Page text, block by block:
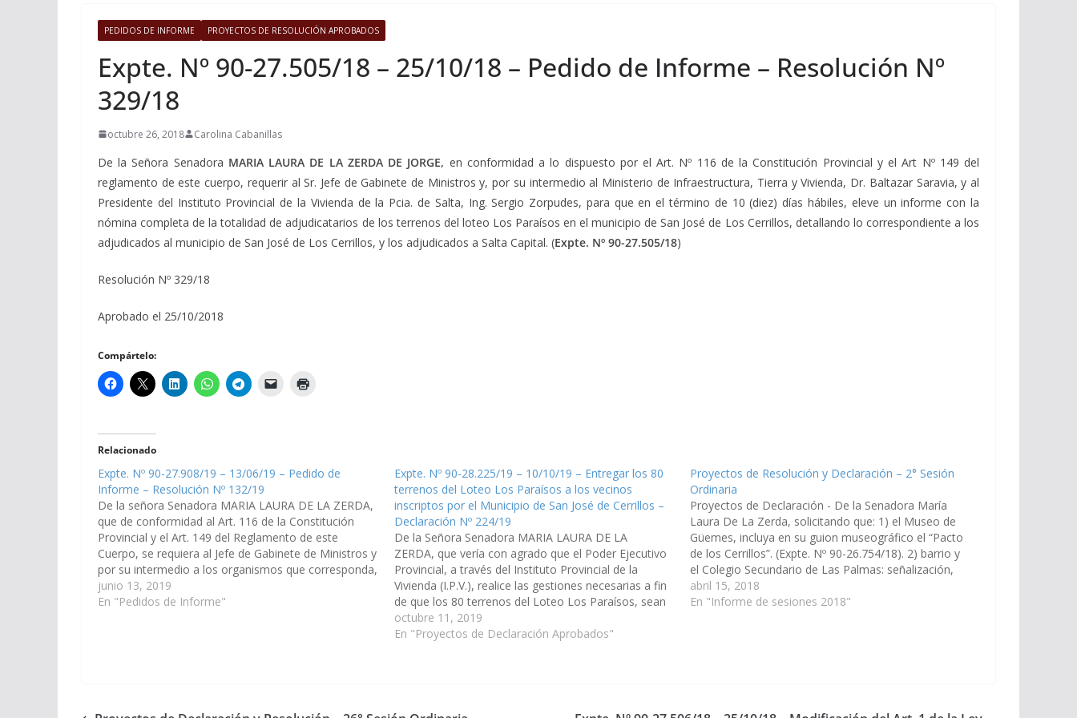
PEDIDOS DE INFORME PROYECTOS DE RESOLUCIÓN APROBADOS
Expte. Nº 90-27.505/18 – 25/10/18 – Pedido de Informe – Resolución Nº
329/18
octubre 26, 2018 Carolina Cabanillas
De la Señora Senadora MARIA LAURA DE LA ZERDA DE JORGE, en conformidad a lo dispuesto por el Art. Nº 116 de la Constitución Provincial y el Art Nº 149 del
reglamento de este cuerpo, requerir al Sr. Jefe de Gabinete de Ministros y, por su intermedio al Ministerio de Infraestructura, Tierra y Vivienda, Dr. Baltazar Saravia, y al
Presidente del Instituto Provincial de la Vivienda de la Pcia. de Salta, Ing. Sergio Zorpudes, para que en el término de 10 (diez) días hábiles, eleve un informe con la
nómina completa de la totalidad de adjudicatarios de los terrenos del loteo Los Paraísos en el municipio de San José de Los Cerrillos, detallando lo correspondiente a los
adjudicados al municipio de San José de Los Cerrillos, y los adjudicados a Salta Capital. (Expte. Nº 90-27.505/18)
Resolución Nº 329/18
Aprobado el 25/10/2018
Compártelo:
Relacionado
Expte. Nº 90-27.908/19 – 13/06/19 – Pedido de
Informe – Resolución Nº 132/19
De la señora Senadora MARIA LAURA DE LA ZERDA,
que de conformidad al Art. 116 de la Constitución
Provincial y el Art. 149 del Reglamento de este
Cuerpo, se requiera al Jefe de Gabinete de Ministros y
por su intermedio a los organismos que corresponda,
para que en el plazo de…
junio 13, 2019
En "Pedidos de Informe"
Expte. Nº 90-28.225/19 – 10/10/19 – Entregar los 80
terrenos del Loteo Los Paraísos a los vecinos
inscriptos por el Municipio de San José de Cerrillos –
Declaración Nº 224/19
De la Señora Senadora MARIA LAURA DE LA
ZERDA, que vería con agrado que el Poder Ejecutivo
Provincial, a través del Instituto Provincial de la
Vivienda (I.P.V.), realice las gestiones necesarias a fin
de que los 80 terrenos del Loteo Los Paraísos, sean
destinados a los vecinos inscriptos por el Municipio…
octubre 11, 2019
En "Proyectos de Declaración Aprobados"
Proyectos de Resolución y Declaración – 2° Sesión
Ordinaria
Proyectos de Declaración - De la Senadora María
Laura De La Zerda, solicitando que: 1) el Museo de
Güemes, incluya en su guion museográfico el “Pacto
de los Cerrillos”. (Expte. Nº 90-26.754/18). 2) barrio y
el Colegio Secundario de Las Palmas: señalización,
demarcación, y la construcción de reductores de
velocidad.…
abril 15, 2018
En "Informe de sesiones 2018"